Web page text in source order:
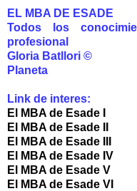
EL MBA DE ESADE
Todos los
profesional
Gloria Batllori ©
Planeta
Link de interes:
El MBA de Esade I
El MBA de Esade II
El MBA de Esade III
El MBA de Esade IV
El MBA de Esade V
El MBA de Esade VI